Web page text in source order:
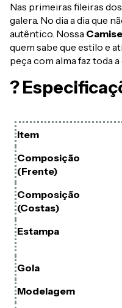
Nas primeiras fileiras
galera. No dia a dia que
autêntico. Nossa
quem sabe que estilo e
peça com alma faz toda
?
Item
Composição
(Frente)
Composição
(Costas)
Estampa
Gola
Modelagem